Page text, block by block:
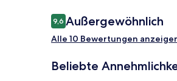
Bewertungen
9,69,6 von 10.
Außergewöhnlich
Alle 10 Bewertungen
Beliebte